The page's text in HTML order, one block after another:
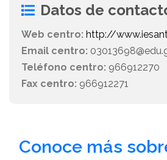
Datos de
Web centro: http://
Email centro:
Teléfono centro: 966912270
Fax centro: 966912271
Conoce más